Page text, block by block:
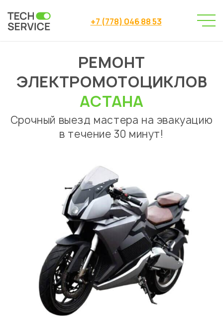
+7 (778) 046 88 53
Сервисный центр
Сервисный центр Астана
Ремонт электромотоциклов
РЕМОНТ
ЭЛЕКТРОМОТОЦИКЛОВ
АСТАНА
Срочный выезд мастера на эвакуацию
в течение 30 минут!